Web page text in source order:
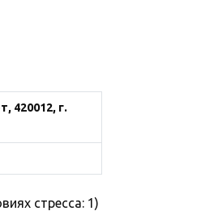
420012, г.
стресса: 1)